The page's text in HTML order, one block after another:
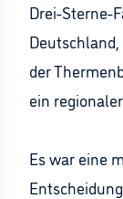
Drei-Sterne-
der
ein
Es war eine